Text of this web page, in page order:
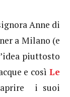
Anne di
a Milano (e
piuttosto
e così Le
i suoi